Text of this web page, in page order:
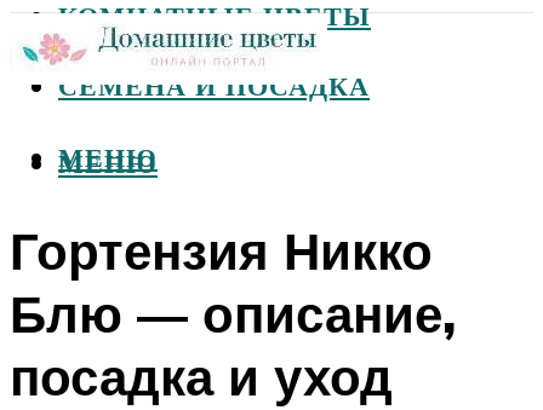
КОМНАТНЫЕ ЦВЕТЫ
САДОВЫЕ ЦВЕТЫ
СЕМЕНА И ПОСАДКА
МЕНЮ
МЕНЮ
Гортензия Никко
Блю — описание,
посадка и уход